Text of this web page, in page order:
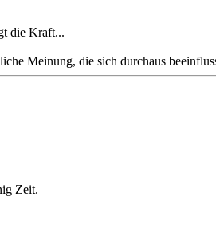
die Kraft...
Meinung, die sich durchaus
Zeit.